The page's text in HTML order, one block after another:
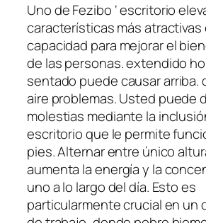
Uno de Fezibo ‘ escritorio
características más atractivas
capacidad para mejorar el
de las personas. extendido
sentado puede causar arriba.
aire problemas. Usted puede
molestias mediante la
escritorio que le permite
pies. Alternar entre único
aumenta la energía y la
uno a lo largo del día. Esto es
particularmente crucial en un